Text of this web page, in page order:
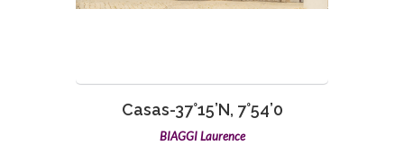
VOIR L'ŒUVRE
Casas-37°15’N, 7°54’0
BIAGGI Laurence